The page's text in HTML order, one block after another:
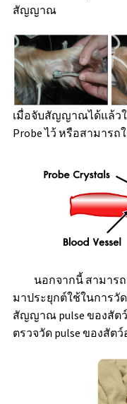
สัญญาณ
เมื่อจับสัญญาณได้แล้วใ
Probe ไว้ หรือสามารถ
นอกจากนี้ สามารถน
มาประยุกต์ใช้ในการ
สัญญาณ pulse ของสัต
ตรวจวัด pulse ของสัต